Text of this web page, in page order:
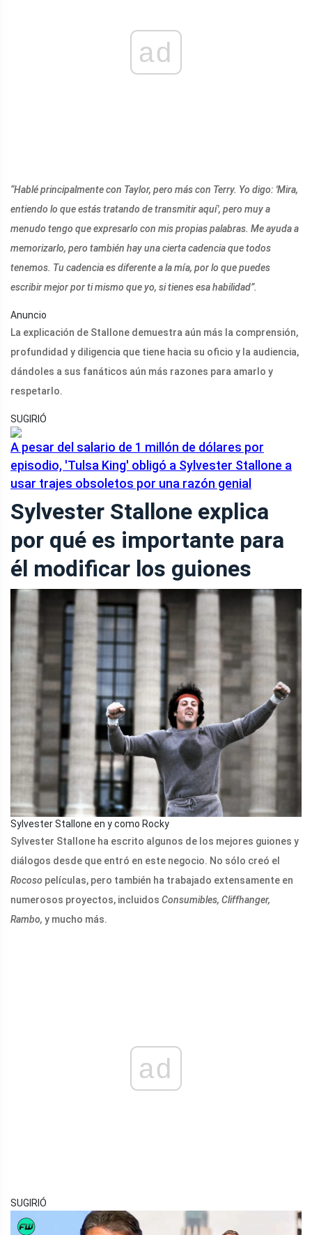
ad
“Hablé principalmente con Taylor, pero más con Terry. Yo digo: 'Mira,
entiendo lo que estás tratando de transmitir aquí', pero muy a
menudo tengo que expresarlo con mis propias palabras. Me ayuda a
memorizarlo, pero también hay una cierta cadencia que todos
tenemos. Tu cadencia es diferente a la mía, por lo que puedes
escribir mejor por ti mismo que yo, si tienes esa habilidad”.
Anuncio
La explicación de Stallone demuestra aún más la comprensión,
profundidad y diligencia que tiene hacia su oficio y la audiencia,
dándoles a sus fanáticos aún más razones para amarlo y
respetarlo.
SUGIRIÓ
A pesar del salario de 1 millón de dólares por
episodio, 'Tulsa King' obligó a Sylvester Stallone a
usar trajes obsoletos por una razón genial
Sylvester Stallone explica
por qué es importante para
él modificar los guiones
Sylvester Stallone en y como Rocky
Sylvester Stallone ha escrito algunos de los mejores guiones y
diálogos desde que entró en este negocio. No sólo creó el
Rocoso películas, pero también ha trabajado extensamente en
numerosos proyectos, incluidos Consumibles, Cliffhanger,
Rambo, y mucho más.
ad
SUGIRIÓ